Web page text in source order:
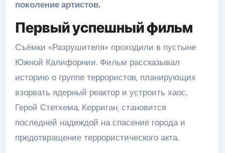
поколение артистов.
Первый успешный фильм
Съёмки «Разрушителя» проходили в пустыне
Южной Калифорнии. Фильм рассказывал
историю о группе террористов, планирующих
взорвать ядерный реактор и устроить хаос.
Герой Стетхема, Керриган, становится
последней надеждой на спасение города и
предотвращение террористического акта.